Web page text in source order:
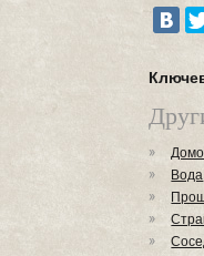
Вода